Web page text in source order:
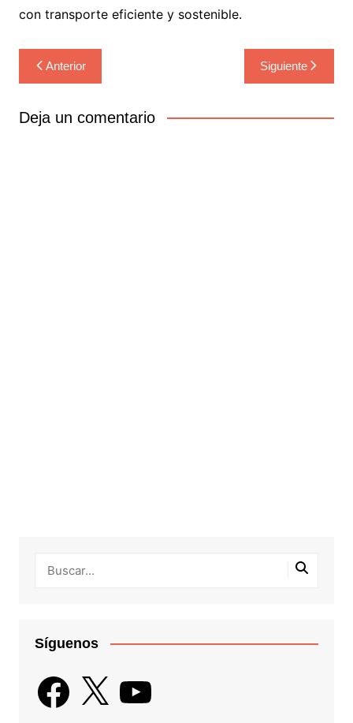
con transporte eficiente y sostenible.
Navegación
de
entradas
Anterior Siguiente
Deja un comentario
Síguenos
Facebook
X YouTube